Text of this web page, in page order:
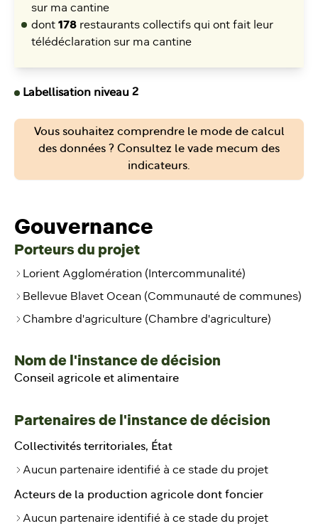
sur ma cantine
dont 178 restaurants collectifs qui ont fait leur
télédéclaration sur ma cantine
Labellisation niveau 2
Vous souhaitez comprendre le mode de calcul
des données ? Consultez le vade mecum des
indicateurs.
Gouvernance
Porteurs du projet
Lorient Agglomération (Intercommunalité)
Bellevue Blavet Ocean (Communauté de communes)
Chambre d'agriculture (Chambre d'agriculture)
Nom de l'instance de décision
Conseil agricole et alimentaire
Partenaires de l'instance de décision
Collectivités territoriales, État
Aucun partenaire identifié à ce stade du projet
Acteurs de la production agricole dont foncier
Aucun partenaire identifié à ce stade du projet